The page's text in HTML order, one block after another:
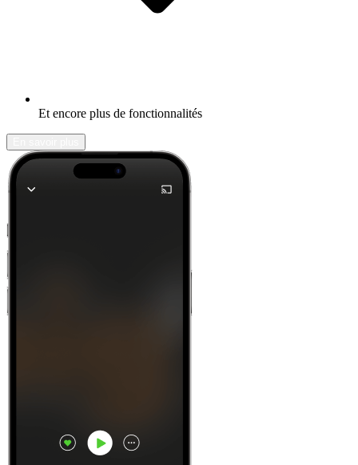
Et encore plus de fonctionnalités